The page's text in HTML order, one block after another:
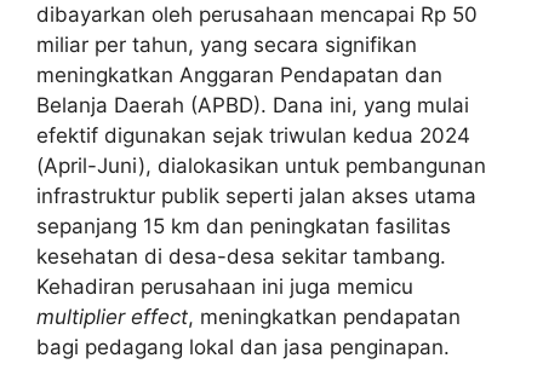
dibayarkan oleh perusahaan mencapai Rp 50
miliar per tahun, yang secara signifikan
meningkatkan Anggaran Pendapatan dan
Belanja Daerah (APBD). Dana ini, yang mulai
efektif digunakan sejak triwulan kedua 2024
(April-Juni), dialokasikan untuk pembangunan
infrastruktur publik seperti jalan akses utama
sepanjang 15 km dan peningkatan fasilitas
kesehatan di desa-desa sekitar tambang.
Kehadiran perusahaan ini juga memicu
multiplier effect, meningkatkan pendapatan
bagi pedagang lokal dan jasa penginapan.